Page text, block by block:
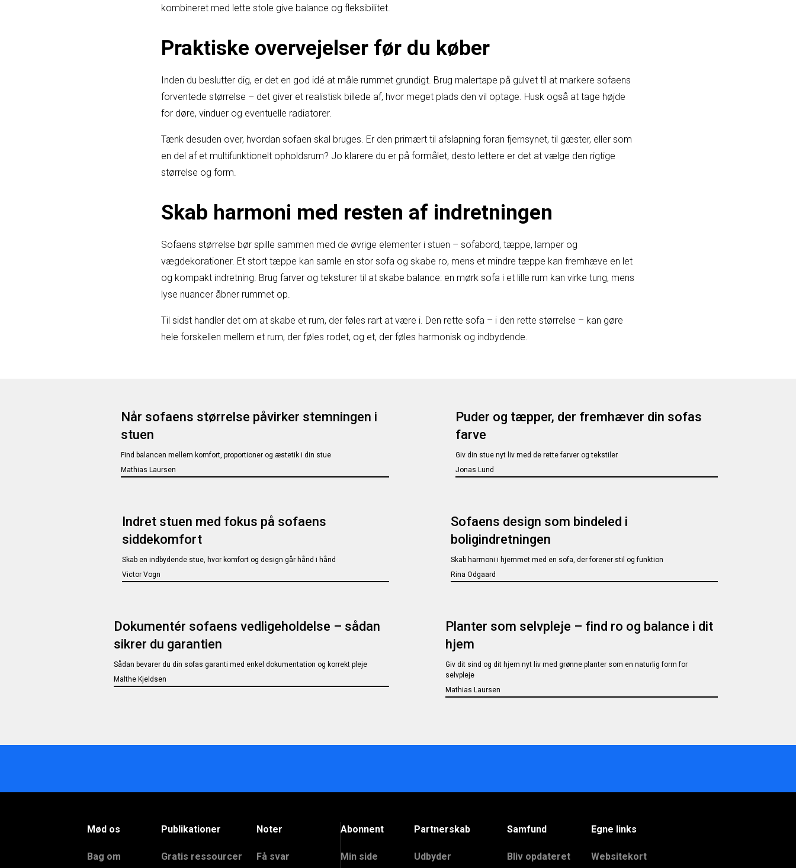
kombineret med lette stole give balance og fleksibilitet.
Praktiske overvejelser før du køber
Inden du beslutter dig, er det en god idé at måle rummet grundigt. Brug malertape på gulvet til at markere sofaens
forventede størrelse – det giver et realistisk billede af, hvor meget plads den vil optage. Husk også at tage højde
for døre, vinduer og eventuelle radiatorer.
Tænk desuden over, hvordan sofaen skal bruges. Er den primært til afslapning foran fjernsynet, til gæster, eller som
en del af et multifunktionelt opholdsrum? Jo klarere du er på formålet, desto lettere er det at vælge den rigtige
størrelse og form.
Skab harmoni med resten af indretningen
Sofaens størrelse bør spille sammen med de øvrige elementer i stuen – sofabord, tæppe, lamper og
vægdekorationer. Et stort tæppe kan samle en stor sofa og skabe ro, mens et mindre tæppe kan fremhæve en let
og kompakt indretning. Brug farver og teksturer til at skabe balance: en mørk sofa i et lille rum kan virke tung, mens
lyse nuancer åbner rummet op.
Til sidst handler det om at skabe et rum, der føles rart at være i. Den rette sofa – i den rette størrelse – kan gøre
hele forskellen mellem et rum, der føles rodet, og et, der føles harmonisk og indbydende.
Når sofaens størrelse påvirker stemningen i
stuen
Find balancen mellem komfort, proportioner og æstetik i din stue
Mathias Laursen
Puder og tæpper, der fremhæver din sofas
farve
Giv din stue nyt liv med de rette farver og tekstiler
Jonas Lund
Indret stuen med fokus på sofaens
siddekomfort
Skab en indbydende stue, hvor komfort og design går hånd i hånd
Victor Vogn
Sofaens design som bindeled i
boligindretningen
Skab harmoni i hjemmet med en sofa, der forener stil og funktion
Rina Odgaard
Dokumentér sofaens vedligeholdelse – sådan
sikrer du garantien
Sådan bevarer du din sofas garanti med enkel dokumentation og korrekt pleje
Malthe Kjeldsen
Planter som selvpleje – find ro og balance i dit
hjem
Giv dit sind og dit hjem nyt liv med grønne planter som en naturlig form for
selvpleje
Mathias Laursen
Mød os
Bag om
Publikationer
Gratis ressourcer
Noter
Få svar
Abonnent
Min side
Partnerskab
Udbyder
Samfund
Bliv opdateret
Egne links
Websitekort